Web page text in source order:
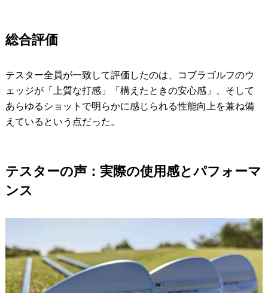
総合評価
テスター全員が一致して評価したのは、コブラゴルフのウ
ェッジが「上質な打感」「構えたときの安心感」、そして
あらゆるショットで明らかに感じられる性能向上を兼ね備
えているという点だった。
テスターの声：実際の使用感とパフォーマ
ンス